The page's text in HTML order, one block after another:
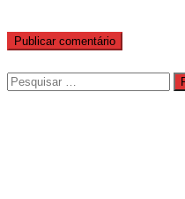
Pesquisar
por: